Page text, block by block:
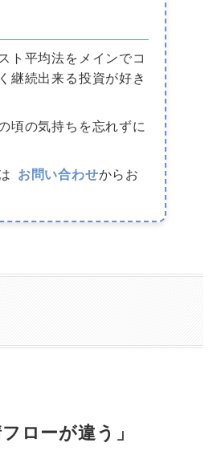
ト平均法をメインでコ
継続出来る投資が好き
頃の気持ちを忘れずに
お問い合わせからお
ローが違う」